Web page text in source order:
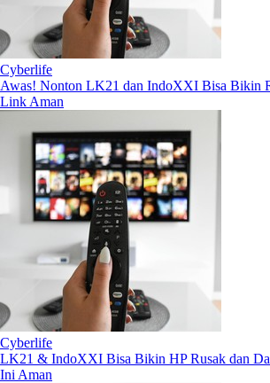
Cyberlife
Awas! Nonton LK21 dan IndoXXI Bisa Bikin
Link Aman
Cyberlife
LK21 & IndoXXI Bisa Bikin HP Rusak dan
Ini Aman